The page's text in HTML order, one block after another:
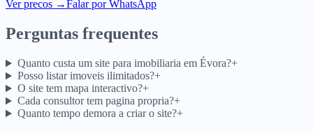
Ver precos →Falar por WhatsApp
Perguntas frequentes
Quanto custa um site para imobiliaria em Évora?+
Posso listar imoveis ilimitados?+
O site tem mapa interactivo?+
Cada consultor tem pagina propria?+
Quanto tempo demora a criar o site?+